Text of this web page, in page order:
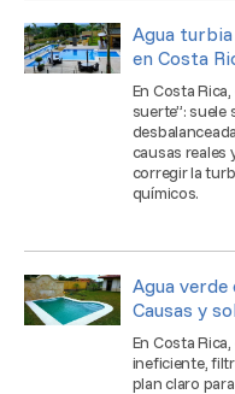
Agua
en Costa
En Costa
suerte”:
causas reales
corregir la
químicos.
Agua
Causas y
En Costa
ineficiente,
plan claro